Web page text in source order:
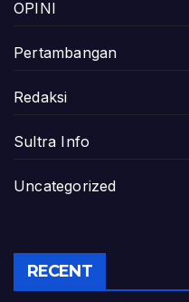
OPINI
Pertambangan
Redaksi
Sultra Info
Uncategorized
RECENT